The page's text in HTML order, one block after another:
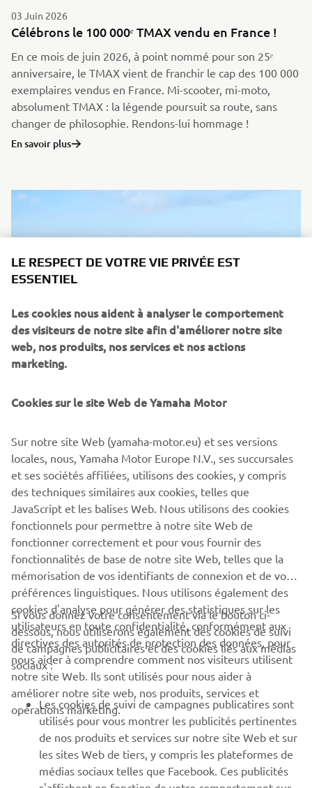
03 Juin 2026
Célébrons le 100 000ᵉ TMAX vendu en France !
En ce mois de juin 2026, à point nommé pour son 25ᵉ
anniversaire, le TMAX vient de franchir le cap des 100 000
exemplaires vendus en France. Mi-scooter, mi-moto,
absolument TMAX : la légende poursuit sa route, sans
changer de philosophie. Rendons-lui hommage !
En savoir plus
02 Juin 2026
La gamme Off Road Competition 2027 de Yamaha incarne
plus que jamais l'ADN de Yamaha Racing, en phase avec la
quête incessante d'amélioration et d'innovation de la
marque pour s'assurer un avantage concurrentiel.
En savoir plus
17 Mai 2026
Yamaha Motor Europe, fournisseur officiel de
Luna Rossa pour la 38ᵉ édition de l'America’s Cup
LE RESPECT DE VOTRE VIE PRIVÉE EST
ESSENTIEL
Les cookies nous aident à analyser le comportement
des visiteurs de notre site afin d'améliorer notre site
web, nos produits, nos services et nos actions
marketing.
Cookies sur le site Web de Yamaha Motor
Sur notre site Web (yamaha-motor.eu) et ses versions
locales, nous, Yamaha Motor Europe N.V., ses succursales
et ses sociétés affiliées, utilisons des cookies, y compris
des techniques similaires aux cookies, telles que
JavaScript et les balises Web. Nous utilisons des cookies
fonctionnels pour permettre à notre site Web de
fonctionner correctement et pour vous fournir des
fonctionnalités de base de notre site Web, telles que la
mémorisation de vos identifiants de connexion et de vos
préférences linguistiques. Nous utilisons également des
cookies d'analyse pour générer des statistiques sur les
utilisateurs en toute confidentialité, conformément aux
directives des autorités de protection des données, pour
nous aider à comprendre comment nos visiteurs utilisent
notre site Web. Ils sont utilisés pour nous aider à
améliorer notre site web, nos produits, services et
opérations marketing.
Si vous donnez votre consentement via le bouton ci-
dessous, nous utiliserons également des cookies de suivi
de campagnes publicitaires et des cookies liés aux médias
sociaux :
Les cookies de suivi de campagnes publicatires sont
utilisés pour vous montrer les publicités pertinentes
de nos produits et services sur notre site Web et sur
les sites Web de tiers, y compris les plateformes de
médias sociaux telles que Facebook. Ces publicités